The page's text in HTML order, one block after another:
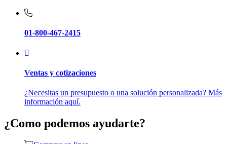
01-800-467-2415
Ventas y cotizaciones
¿Necesitas un presupuesto o una solución personalizada? Más
información aquí.
¿Como podemos ayudarte?